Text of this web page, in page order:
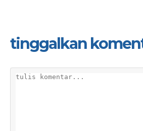
tinggalkan